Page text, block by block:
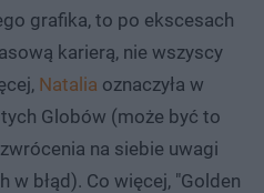
grafika, to po ekscesach
karierą, nie wszyscy
Natalia oznaczyła w
Globów (może być to
na siebie uwagi
w błąd). Co więcej, "Golden